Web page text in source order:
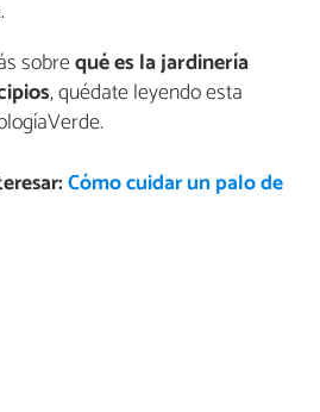
sobrequé es la jardinería
, quédate leyendo esta
Cómo cuidar un palo de